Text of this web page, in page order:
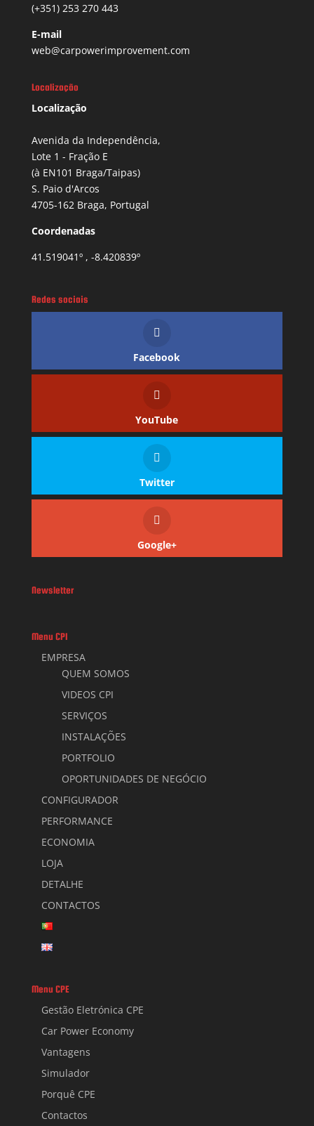
(+351) 253 270 443
E-mail
web@carpowerimprovement.com
Localização
Localização
Avenida da Independência,
Lote 1 - Fração E
(à EN101 Braga/Taipas)
S. Paio d'Arcos
4705-162 Braga, Portugal
Coordenadas
41.519041º , -8.420839º
Redes sociais
Facebook
YouTube
Twitter
Google+
Newsletter
Menu CPI
EMPRESA
QUEM SOMOS
VIDEOS CPI
SERVIÇOS
INSTALAÇÕES
PORTFOLIO
OPORTUNIDADES DE NEGÓCIO
CONFIGURADOR
PERFORMANCE
ECONOMIA
LOJA
DETALHE
CONTACTOS
Menu CPE
Gestão Eletrónica CPE
Car Power Economy
Vantagens
Simulador
Porquê CPE
Contactos